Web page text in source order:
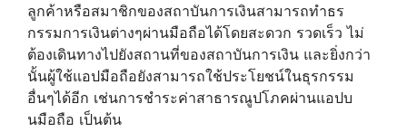
ลูกค้าหรือสมาชิกของสถาบันการเงินสามารถทำธร
กรรมการเงินต่างๆผ่านมือถือได้โดยสะดวก รวดเร็ว ไม่
ต้องเดินทางไปยังสถานที่ของสถาบันการเงิน และยิ่งกว่า
นั้นผู้ใช้แอปมือถือยังสามารถใช้ประโยชน์ในธุรกรรม
อื่นๆได้อีก เช่นการชำระค่าสาธารณูปโภคผ่านแอปบ
นมือถือ เป็นต้น